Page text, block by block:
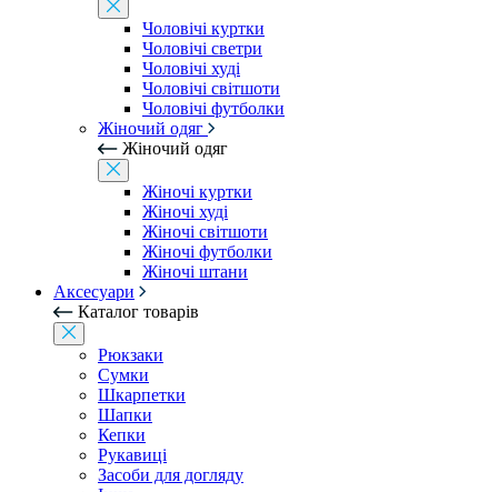
Чоловічі куртки
Чоловічі светри
Чоловічі худі
Чоловічі світшоти
Чоловічі футболки
Жіночий одяг
Жіночий одяг
Жіночі куртки
Жіночі худі
Жіночі світшоти
Жіночі футболки
Жіночі штани
Аксесуари
Каталог товарів
Рюкзаки
Сумки
Шкарпетки
Шапки
Кепки
Рукавиці
Засоби для догляду